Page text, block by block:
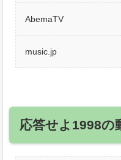
AbemaTV
music.jp
応答せよ1998の